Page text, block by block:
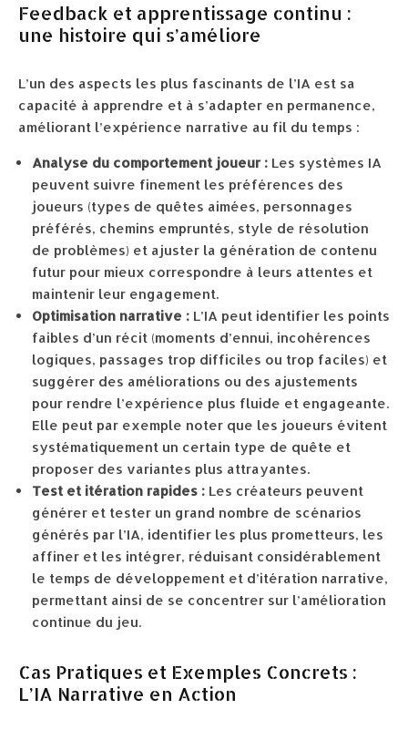
Feedback et apprentissage continu :
une histoire qui s’améliore
L’un des aspects les plus fascinants de l’IA est sa
capacité à apprendre et à s’adapter en permanence,
améliorant l’expérience narrative au fil du temps :
Analyse du comportement joueur : Les systèmes IA
peuvent suivre finement les préférences des
joueurs (types de quêtes aimées, personnages
préférés, chemins empruntés, style de résolution
de problèmes) et ajuster la génération de contenu
futur pour mieux correspondre à leurs attentes et
maintenir leur engagement.
Optimisation narrative : L’IA peut identifier les points
faibles d’un récit (moments d’ennui, incohérences
logiques, passages trop difficiles ou trop faciles) et
suggérer des améliorations ou des ajustements
pour rendre l’expérience plus fluide et engageante.
Elle peut par exemple noter que les joueurs évitent
systématiquement un certain type de quête et
proposer des variantes plus attrayantes.
Test et itération rapides : Les créateurs peuvent
générer et tester un grand nombre de scénarios
générés par l’IA, identifier les plus prometteurs, les
affiner et les intégrer, réduisant considérablement
le temps de développement et d’itération narrative,
permettant ainsi de se concentrer sur l’amélioration
continue du jeu.
Cas Pratiques et Exemples Concrets :
L’IA Narrative en Action